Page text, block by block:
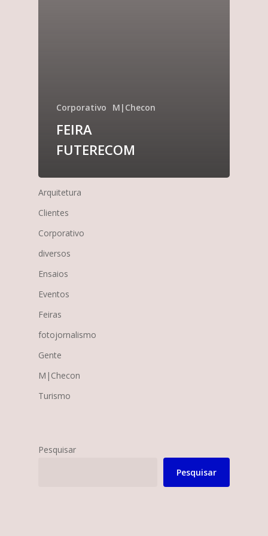
Corporativo M|Checon
FEIRA
FUTERECOM
Arquitetura
Clientes
Corporativo
diversos
Ensaios
Eventos
Feiras
fotojornalismo
Gente
M|Checon
Turismo
Pesquisar
Pesquisar